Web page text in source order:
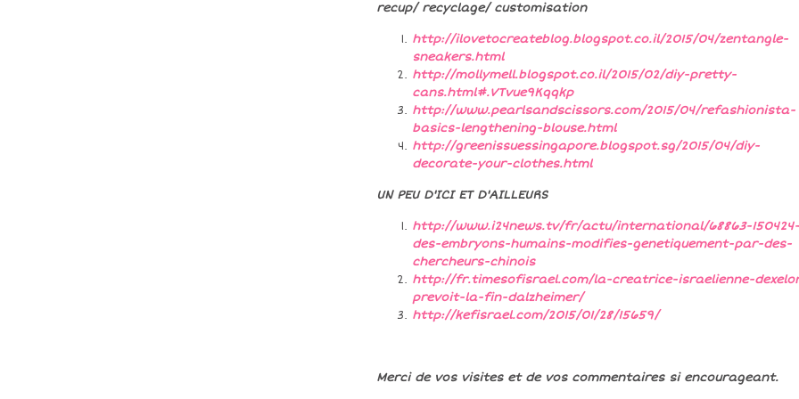
recup/ recyclage/ customisation
http://ilovetocreateblog.blogspot.co.il/2015/04/zentangle-
sneakers.html
http://mollymell.blogspot.co.il/2015/02/diy-pretty-
cans.html#.VTvue9Kqqkp
http://www.pearlsandscissors.com/2015/04/refashionista-
basics-lengthening-blouse.html
http://greenissuessingapore.blogspot.sg/2015/04/diy-
decorate-your-clothes.html
UN PEU D'ICI ET D'AILLEURS
http://www.i24news.tv/fr/actu/international/68863-150424-
des-embryons-humains-modifies-genetiquement-par-des-
chercheurs-chinois
http://fr.timesofisrael.com/la-creatrice-israelienne-
prevoit-la-fin-dalzheimer/
http://kefisrael.com/2015/01/28/15659/
Merci de vos visites et de vos commentaires si encourageant.